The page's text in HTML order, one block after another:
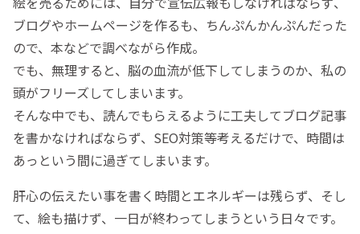
ブログやホームページを作るも、ちんぷんかんぷんだった
ので、本などで調べながら作成。
でも、無理すると、脳の血流が低下してしまうのか、私の
頭がフリーズしてしまいます。
そんな中でも、読んでもらえるように工夫してブログ記事
を書かなければならず、SEO対策等考えるだけで、時間は
あっという間に過ぎてしまいます。
肝心の伝えたい事を書く時間とエネルギーは残らず、そし
て、絵も描けず、一日が終わってしまうという日々です。